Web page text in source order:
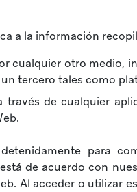
a la información
cualquier otro medio,
tercero tales como
través de cualquier
para
de acuerdo con
Al acceder o utilizar